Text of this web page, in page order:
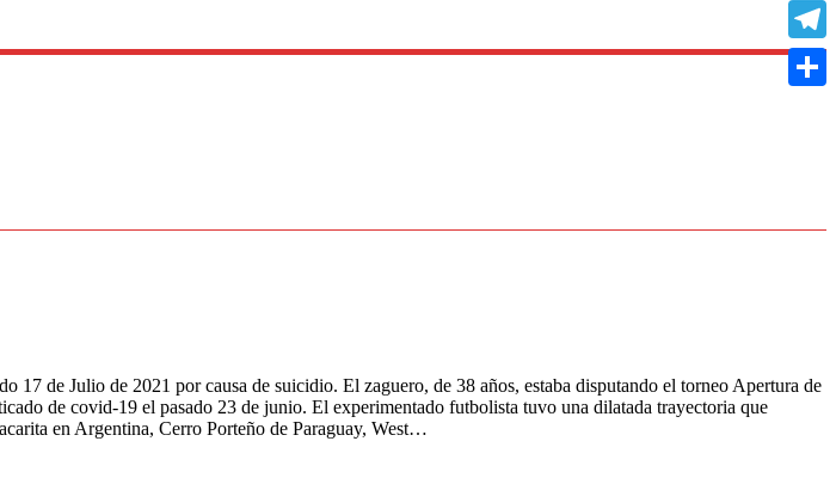
de Julio de 2021 por causa de suicidio. El zaguero, de 38 años, estaba disputando el torneo Apertura de
de covid-19 el pasado 23 de junio. El experimentado futbolista tuvo una dilatada trayectoria que
en Argentina, Cerro Porteño de Paraguay, West…
Copy
Link